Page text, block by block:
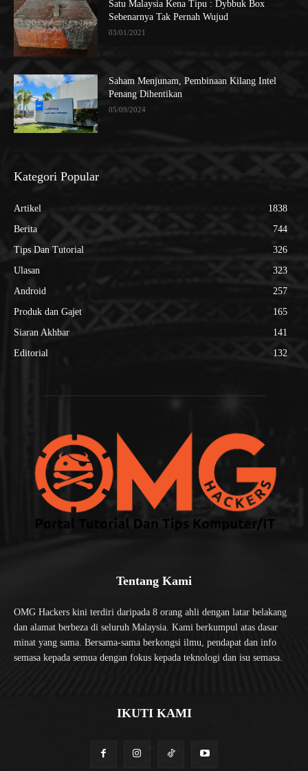
Satu Malaysia Kena Tipu : Dybbuk Box
Sebenarnya Tak Pernah Wujud
03/01/2021
Saham Menjunam, Pembinaan Kilang Intel
Penang Dihentikan
05/09/2024
Kategori Popular
Artikel
1838
Berita
744
Tips Dan Tutorial
326
Ulasan
323
Android
257
Produk dan Gajet
165
Siaran Akhbar
141
Editorial
132
Tentang Kami
OMG Hackers kini terdiri daripada 8 orang ahli dengan latar belakang
dan alamat berbeza di seluruh Malaysia. Kami berkumpul atas dasar
minat yang sama. Bersama-sama berkongsi ilmu, pendapat dan info
semasa kepada semua dengan fokus kepada teknologi dan isu semasa.
IKUTI KAMI